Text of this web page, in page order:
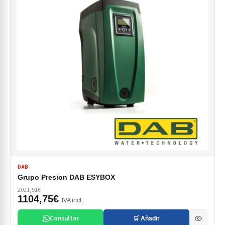
DAB
Grupo Presion DAB ESYBOX
2021,91€
1104,75€ IVA incl.
Consultar 🛒 Añadir